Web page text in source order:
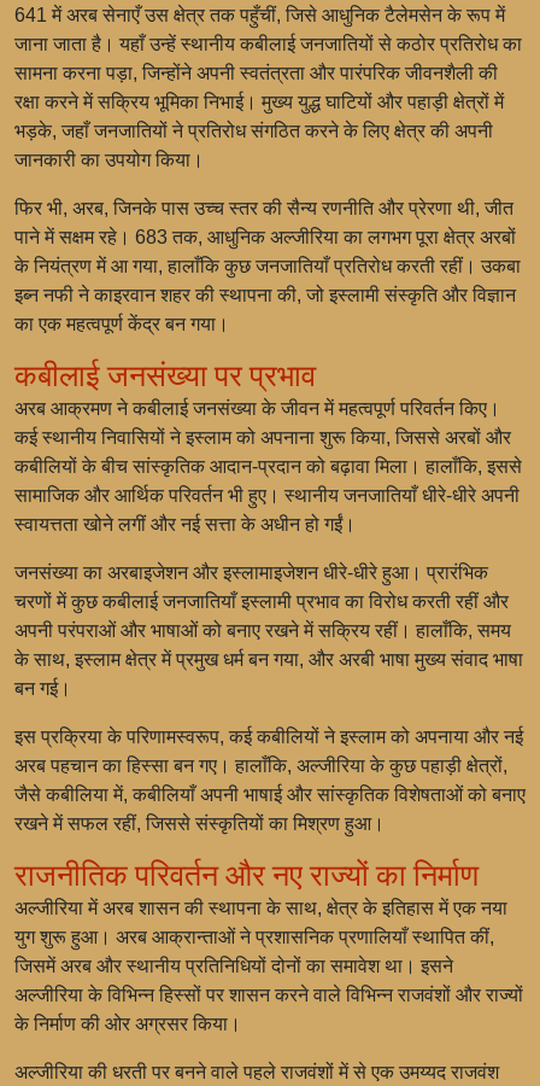
641 में अरब सेनाएँ उस क्षेत्र तक पहुँचीं, जिसे आधुनिक टैलेमसेन के रूप में
जाना जाता है। यहाँ उन्हें स्थानीय कबीलाई जनजातियों से कठोर प्रतिरोध का
सामना करना पड़ा, जिन्होंने अपनी स्वतंत्रता और पारंपरिक जीवनशैली की
रक्षा करने में सक्रिय भूमिका निभाई। मुख्य युद्ध घाटियों और पहाड़ी क्षेत्रों में
भड़के, जहाँ जनजातियों ने प्रतिरोध संगठित करने के लिए क्षेत्र की अपनी
जानकारी का उपयोग किया।
फिर भी, अरब, जिनके पास उच्च स्तर की सैन्य रणनीति और प्रेरणा थी, जीत
पाने में सक्षम रहे। 683 तक, आधुनिक अल्जीरिया का लगभग पूरा क्षेत्र अरबों
के नियंत्रण में आ गया, हालाँकि कुछ जनजातियाँ प्रतिरोध करती रहीं। उकबा
इब्न नफी ने काइरवान शहर की स्थापना की, जो इस्लामी संस्कृति और विज्ञान
का एक महत्वपूर्ण केंद्र बन गया।
कबीलाई जनसंख्या पर प्रभाव
अरब आक्रमण ने कबीलाई जनसंख्या के जीवन में महत्वपूर्ण परिवर्तन किए।
कई स्थानीय निवासियों ने इस्लाम को अपनाना शुरू किया, जिससे अरबों और
कबीलियों के बीच सांस्कृतिक आदान-प्रदान को बढ़ावा मिला। हालाँकि, इससे
सामाजिक और आर्थिक परिवर्तन भी हुए। स्थानीय जनजातियाँ धीरे-धीरे अपनी
स्वायत्तता खोने लगीं और नई सत्ता के अधीन हो गईं।
जनसंख्या का अरबाइजेशन और इस्लामाइजेशन धीरे-धीरे हुआ। प्रारंभिक
चरणों में कुछ कबीलाई जनजातियाँ इस्लामी प्रभाव का विरोध करती रहीं और
अपनी परंपराओं और भाषाओं को बनाए रखने में सक्रिय रहीं। हालाँकि, समय
के साथ, इस्लाम क्षेत्र में प्रमुख धर्म बन गया, और अरबी भाषा मुख्य संवाद भाषा
बन गई।
इस प्रक्रिया के परिणामस्वरूप, कई कबीलियों ने इस्लाम को अपनाया और नई
अरब पहचान का हिस्सा बन गए। हालाँकि, अल्जीरिया के कुछ पहाड़ी क्षेत्रों,
जैसे कबीलिया में, कबीलियाँ अपनी भाषाई और सांस्कृतिक विशेषताओं को बनाए
रखने में सफल रहीं, जिससे संस्कृतियों का मिश्रण हुआ।
राजनीतिक परिवर्तन और नए राज्यों का निर्माण
अल्जीरिया में अरब शासन की स्थापना के साथ, क्षेत्र के इतिहास में एक नया
युग शुरू हुआ। अरब आक्रान्ताओं ने प्रशासनिक प्रणालियाँ स्थापित कीं,
जिसमें अरब और स्थानीय प्रतिनिधियों दोनों का समावेश था। इसने
अल्जीरिया के विभिन्न हिस्सों पर शासन करने वाले विभिन्न राजवंशों और राज्यों
के निर्माण की ओर अग्रसर किया।
अल्जीरिया की धरती पर बनने वाले पहले राजवंशों में से एक उमय्यद राजवंश